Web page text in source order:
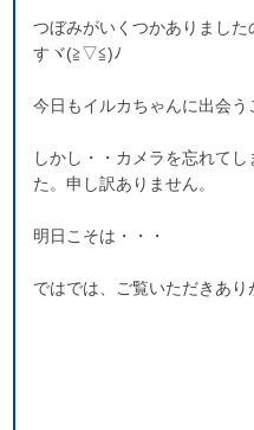
つぼみがいくつかありまし
すヾ(≧▽≦)ﾉ
今日もイルカちゃんに出会う
しかし・・カメラを忘れて
た。申し訳ありません。
明日こそは・・・
ではでは、ご覧いただきあ